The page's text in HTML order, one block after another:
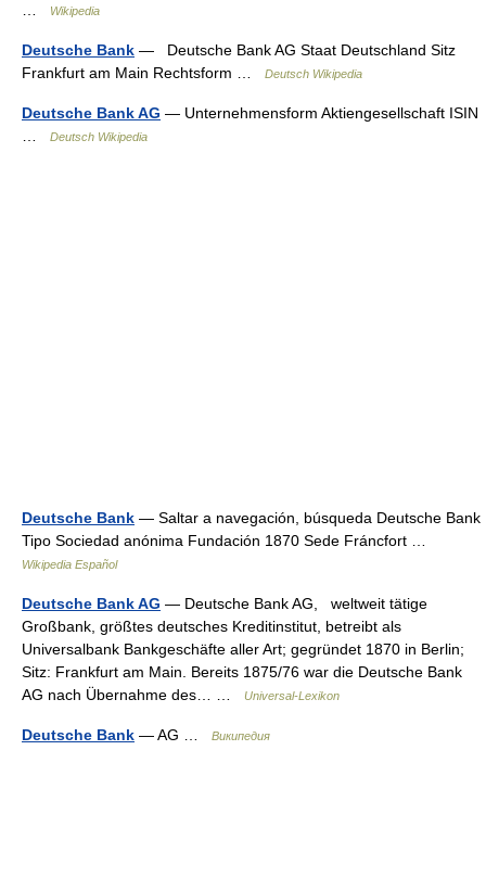
Wikipedia
Deutsche Bank — Deutsche Bank AG Staat Deutschland Sitz
Frankfurt am Main Rechtsform …
Deutsch Wikipedia
Deutsche Bank AG — Unternehmensform Aktiengesellschaft ISIN
Deutsch Wikipedia
Deutsche Bank — Saltar a navegación, búsqueda Deutsche Bank
Tipo Sociedad anónima Fundación 1870 Sede Fráncfort …
Wikipedia Español
Deutsche Bank AG — Deutsche Bank AG, weltweit tätige
Großbank, größtes deutsches Kreditinstitut, betreibt als
Universalbank Bankgeschäfte aller Art; gegründet 1870 in Berlin;
Sitz: Frankfurt am Main. Bereits 1875/76 war die Deutsche Bank
AG nach Übernahme des… …
Universal-Lexikon
Deutsche Bank — AG … Википедия